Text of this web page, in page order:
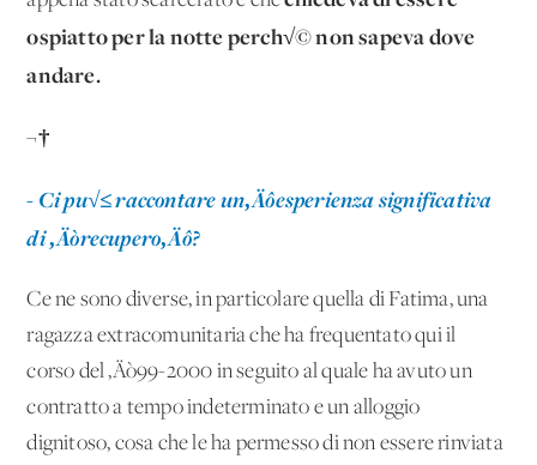
ospiatto per la notte perch√© non sapeva dove
andare.
¬†
- Ci pu√≤ raccontare un‚Äôesperienza significativa
di ‚Äòrecupero‚Äô?
Ce ne sono diverse, in particolare quella di Fatima, una
ragazza extracomunitaria che ha frequentato qui il
corso del ‚Äò99-2000 in seguito al quale ha avuto un
contratto a tempo indeterminato e un alloggio
dignitoso, cosa che le ha permesso di non essere rinviata